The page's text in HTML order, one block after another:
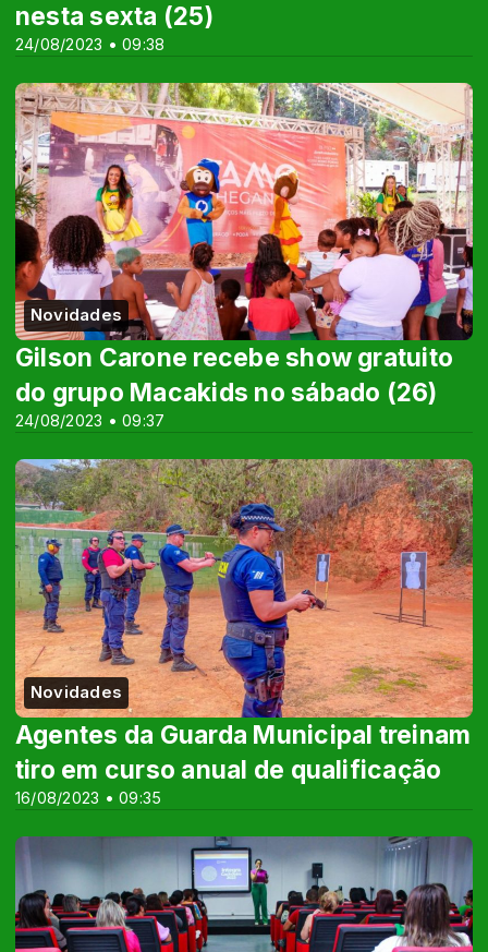
24/08/2023 • 09:38
nesta sexta (25)
Novidades
24/08/2023 • 09:37
Gilson Carone recebe show gratuito
do grupo Macakids no sábado (26)
Novidades
16/08/2023 • 09:35
Agentes da Guarda Municipal treinam
tiro em curso anual de qualificação